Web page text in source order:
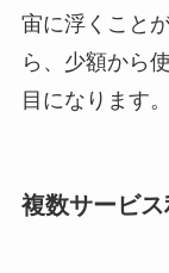
宙に浮くこと
ら、少額から
目になります。
複数サービ